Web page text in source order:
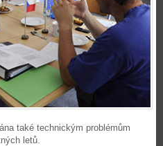
také technickým problémům
letů.